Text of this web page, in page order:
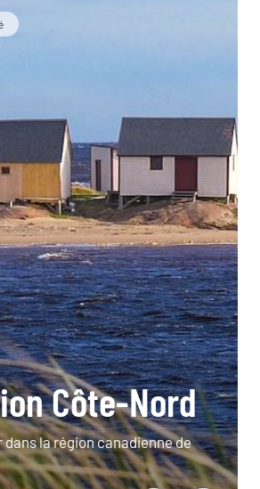
Côte-Nord
la région canadienne de